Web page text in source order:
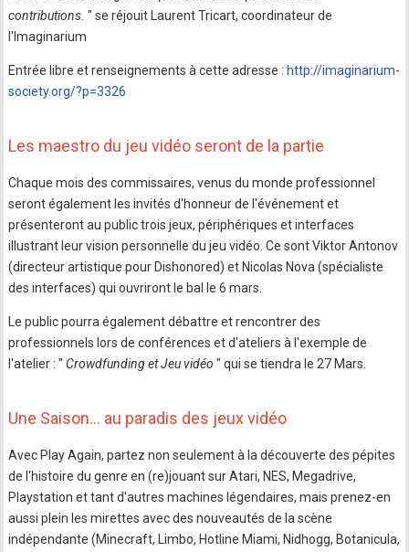
contributions." se réjouit Laurent Tricart, coordinateur de
l'Imaginarium
Entrée libre et renseignements à cette adresse : http://imaginarium-
society.org/?p=3326
Les maestro du jeu vidéo seront de la partie
Chaque mois des commissaires, venus du monde professionnel
seront également les invités d'honneur de l'événement et
présenteront au public trois jeux, périphériques et interfaces
illustrant leur vision personnelle du jeu vidéo. Ce sont Viktor Antonov
(directeur artistique pour Dishonored) et Nicolas Nova (spécialiste
des interfaces) qui ouvriront le bal le 6 mars.
Le public pourra également débattre et rencontrer des
professionnels lors de conférences et d'ateliers à l'exemple de
l'atelier : " Crowdfunding et Jeu vidéo" qui se tiendra le 27 Mars.
Une Saison... au paradis des jeux vidéo
Avec Play Again, partez non seulement à la découverte des pépites
de l'histoire du genre en (re)jouant sur Atari, NES, Megadrive,
Playstation et tant d'autres machines légendaires, mais prenez-en
aussi plein les mirettes avec des nouveautés de la scène
indépendante (Minecraft, Limbo, Hotline Miami, Nidhogg, Botanicula,